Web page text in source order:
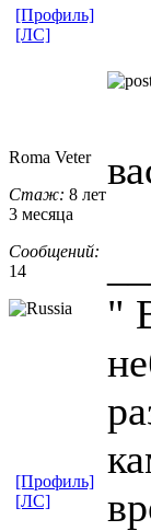
[Профиль]
[ЛС]
Roma Veter
Стаж: 8 лет
3 месяца
Сообщений:
14
"
[Профиль]
[ЛС]